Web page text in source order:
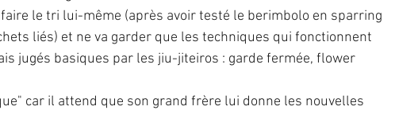
le tri lui-même (après avoir testé le berimbolo en sparring
liés) et ne va garder que les techniques qui fonctionnent
jugés basiques par les jiu-jiteiros : garde fermée, flower
car il attend que son grand frère lui donne les nouvelles